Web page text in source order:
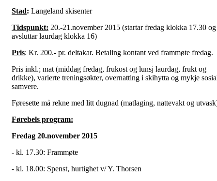
Stad: Langeland skisenter
Tidspunkt: 20.-21.november 2015 (startar fredag klokka 17.30 og
avsluttar laurdag klokka 16)
Pris: Kr. 200.- pr. deltakar. Betaling kontant ved frammøte fredag.
Pris inkl.; mat (middag fredag, frukost og lunsj laurdag, frukt og
drikke), varierte treningsøkter, overnatting i skihytta og mykje
samvere.
Føresette må rekne med litt dugnad (matlaging, nattevakt og
Førebels program:
Fredag 20.november 2015
- kl. 17.30: Frammøte
- kl. 18.00: Spenst, hurtighet v/ Y. Thorsen